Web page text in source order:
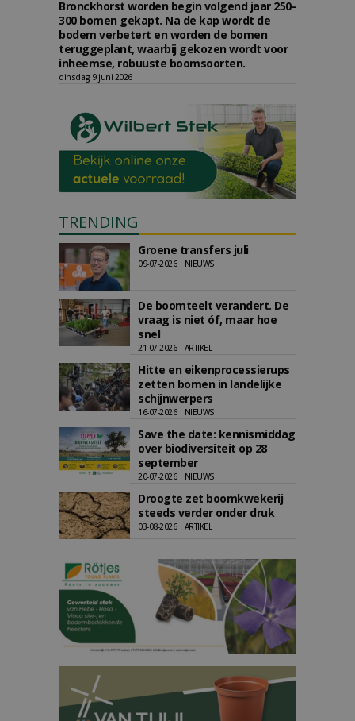
Bronckhorst worden begin volgend jaar 250-
300 bomen gekapt. Na de kap wordt de
bodem verbetert en worden de bomen
teruggeplant, waarbij gekozen wordt voor
inheemse, robuuste boomsoorten.
dinsdag 9 juni 2026
TRENDING
Groene transfers juli
09-07-2026 | NIEUWS
De boomteelt verandert. De
vraag is niet óf, maar hoe
snel
21-07-2026 | ARTIKEL
Hitte en eikenprocessierups
zetten bomen in landelijke
schijnwerpers
16-07-2026 | NIEUWS
Save the date: kennismiddag
over biodiversiteit op 28
september
20-07-2026 | NIEUWS
Droogte zet boomkwekerij
steeds verder onder druk
03-08-2026 | ARTIKEL